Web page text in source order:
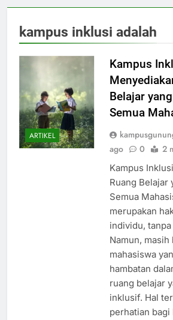
kampus inklusi adalah
ARTIKEL
Kampus
Belajar
Semua
ago
0 2
Kampus
Ruang Belajar
Semua
merupakan
individu,
Namun, masih
mahasiswa
hambatan
ruang belajar
inklusif. Hal
perhatian bagi